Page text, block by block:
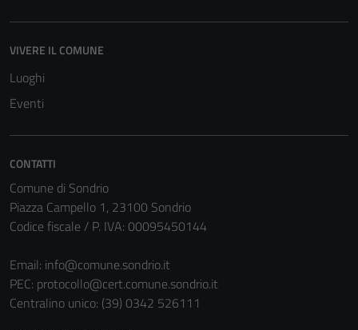
VIVERE IL COMUNE
Luoghi
Eventi
CONTATTI
Comune di Sondrio
Piazza Campello 1, 23100 Sondrio
Codice fiscale / P. IVA: 00095450144
Email: info@comune.sondrio.it
PEC: protocollo@cert.comune.sondrio.it
Centralino unico: (39) 0342 526111
Tecnici